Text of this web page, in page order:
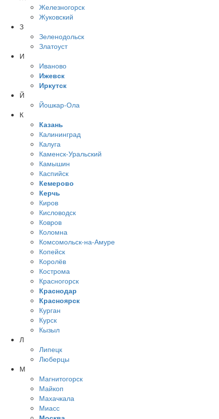
Железногорск
Жуковский
З
Зеленодольск
Златоуст
И
Иваново
Ижевск
Иркутск
Й
Йошкар-Ола
К
Казань
Калининград
Калуга
Каменск-Уральский
Камышин
Каспийск
Кемерово
Керчь
Киров
Кисловодск
Ковров
Коломна
Комсомольск-на-Амуре
Копейск
Королёв
Кострома
Красногорск
Краснодар
Красноярск
Курган
Курск
Кызыл
Л
Липецк
Люберцы
М
Магнитогорск
Майкоп
Махачкала
Миасс